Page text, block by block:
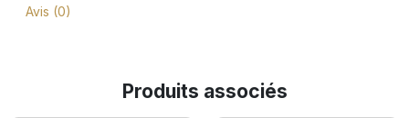
Avis (0)
Produits associés